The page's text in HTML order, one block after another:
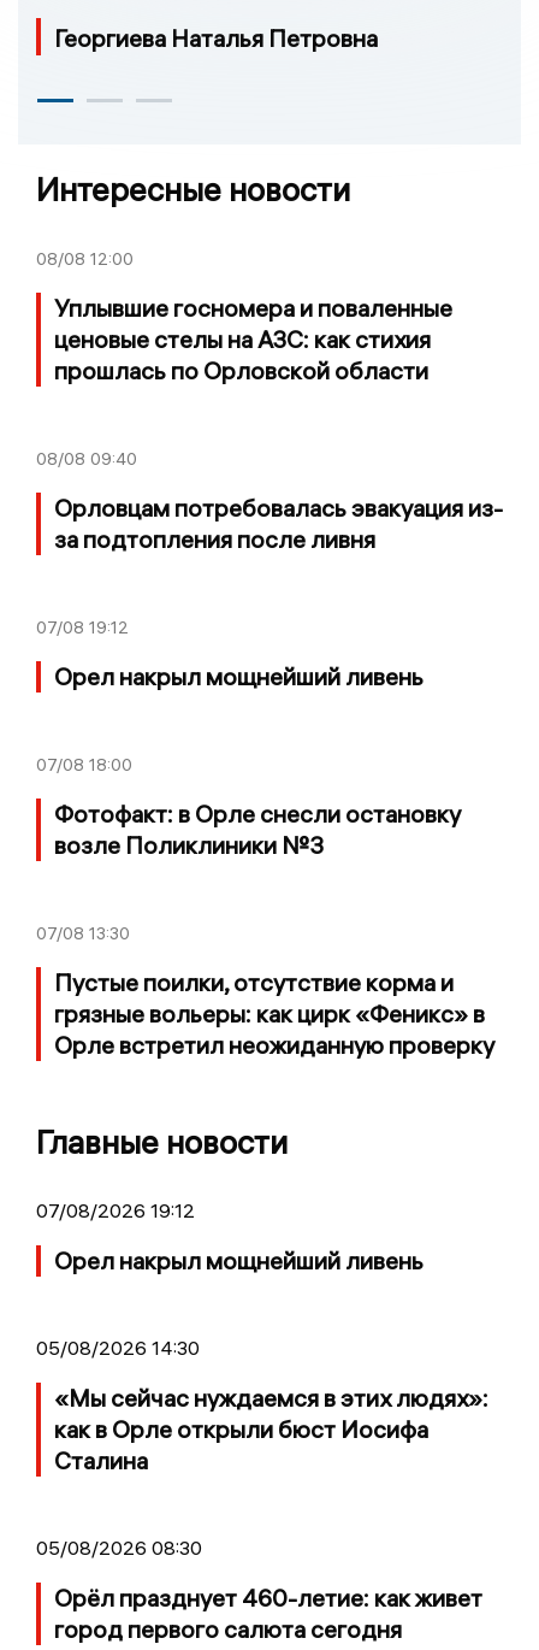
Георгиева Наталья Петровна
Интересные новости
08/08 12:00
Уплывшие госномера и поваленные
ценовые стелы на АЗС: как стихия
прошлась по Орловской области
08/08 09:40
Орловцам потребовалась эвакуация из-
за подтопления после ливня
07/08 19:12
Орел накрыл мощнейший ливень
07/08 18:00
Фотофакт: в Орле снесли остановку
возле Поликлиники №3
07/08 13:30
Пустые поилки, отсутствие корма и
грязные вольеры: как цирк «Феникс» в
Орле встретил неожиданную проверку
Главные новости
07/08/2026 19:12
Орел накрыл мощнейший ливень
05/08/2026 14:30
«Мы сейчас нуждаемся в этих людях»:
как в Орле открыли бюст Иосифа
Сталина
05/08/2026 08:30
Орёл празднует 460-летие: как живет
город первого салюта сегодня